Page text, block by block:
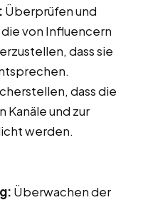
Überprüfen und
von Influencern
dass sie
dass die
Kanäle und zur
werden.
Überwachen der